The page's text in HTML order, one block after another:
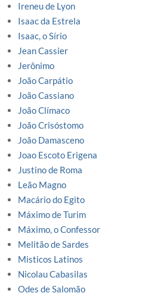
Ireneu de Lyon
Isaac da Estrela
Isaac, o Sírio
Jean Cassier
Jerônimo
João Carpátio
João Cassiano
João Clímaco
João Crisóstomo
João Damasceno
Joao Escoto Erigena
Justino de Roma
Leão Magno
Macário do Egito
Máximo de Turim
Máximo, o Confessor
Melitão de Sardes
Misticos Latinos
Nicolau Cabasilas
Odes de Salomão